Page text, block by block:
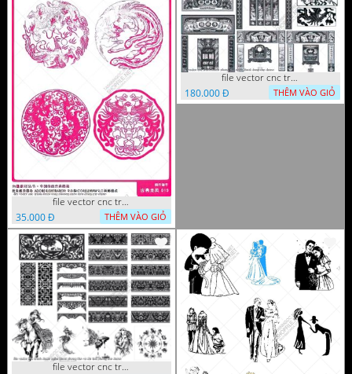
file vector cnc tranh decor rong phuong cuon tron dang cap
35.000 Đ
THÊM VÀO GIỎ
file vector cnc tranh decor phong tho nghe thuat dang cap
180.000 Đ
THÊM VÀO GIỎ
file vector cnc tranh decor nghe thuat phong tho va chi tiet phong tho